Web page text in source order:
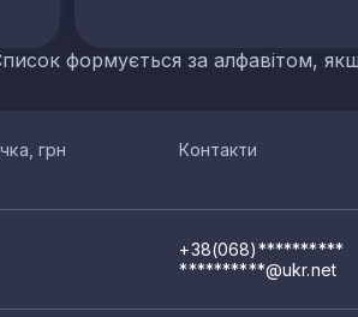
формується за алфавітом,
грн Контакти
+38(068)**********
**********@ukr.net